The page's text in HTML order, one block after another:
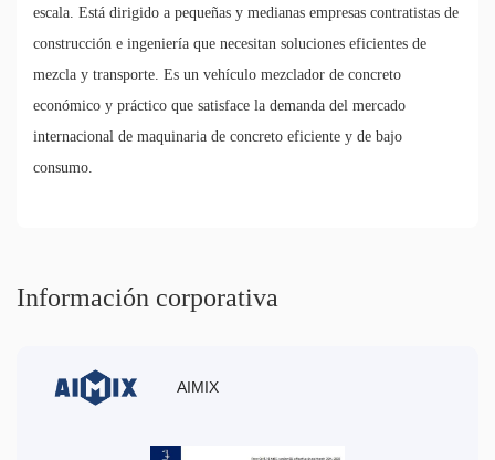
escala. Está dirigido a pequeñas y medianas empresas contratistas de
construcción e ingeniería que necesitan soluciones eficientes de
mezcla y transporte. Es un vehículo mezclador de concreto
económico y práctico que satisface la demanda del mercado
internacional de maquinaria de concreto eficiente y de bajo
consumo.
Información corporativa
AIMIX